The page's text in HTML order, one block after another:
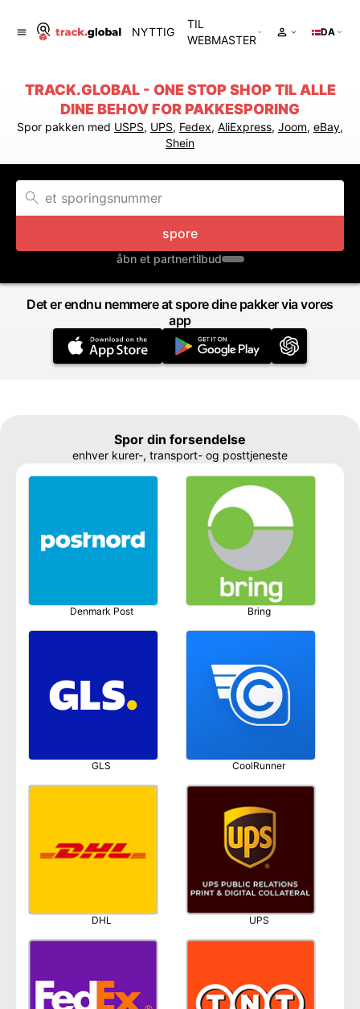
NYTTIG
TIL
WEBMASTER
DA
TRACK.GLOBAL - ONE STOP SHOP TIL ALLE
DINE BEHOV FOR PAKKESPORING
Spor pakken med USPS, UPS, Fedex, AliExpress, Joom, eBay,
Shein
spore
åbn et partnertilbud
Det er endnu nemmere at spore dine pakker via vores
app
Spor din forsendelse
enhver kurer-, transport- og posttjeneste
Denmark Post Bring
GLS CoolRunner
DHL UPS